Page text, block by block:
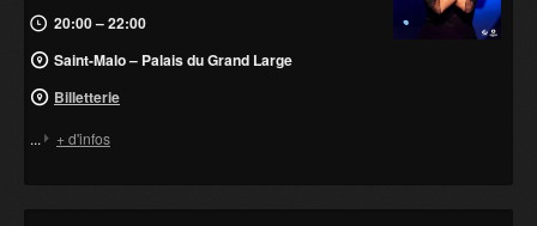
20:00 – 22:00
Saint-Malo – Palais du Grand Large
Billetterie
... + d'infos